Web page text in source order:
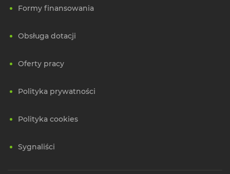
Formy finansowania
Obsługa dotacji
Oferty pracy
Polityka prywatności
Polityka cookies
Sygnaliści